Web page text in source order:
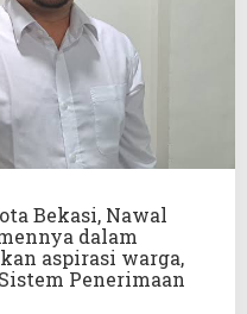
Bekasi, Nawal
dalam
aspirasi warga,
Penerimaan